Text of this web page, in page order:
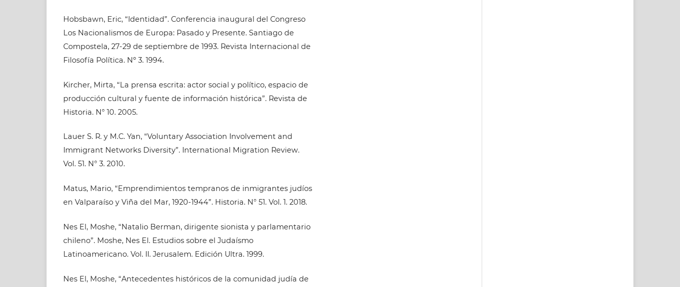
Hobsbawn, Eric, “Identidad”. Conferencia inaugural del Congreso
Los Nacionalismos de Europa: Pasado y Presente. Santiago de
Compostela, 27-29 de septiembre de 1993. Revista Internacional de
Filosofía Política. Nº 3. 1994.
Kircher, Mirta, “La prensa escrita: actor social y político, espacio de
producción cultural y fuente de información histórica”. Revista de
Historia. N° 10. 2005.
Lauer S. R. y M.C. Yan, “Voluntary Association Involvement and
Immigrant Networks Diversity”. International Migration Review.
Vol. 51. N° 3. 2010.
Matus, Mario, “Emprendimientos tempranos de inmigrantes judíos
en Valparaíso y Viña del Mar, 1920-1944”. Historia. N° 51. Vol. 1. 2018.
Nes El, Moshe, “Natalio Berman, dirigente sionista y parlamentario
chileno”. Moshe, Nes El. Estudios sobre el Judaísmo
Latinoamericano. Vol. II. Jerusalem. Edición Ultra. 1999.
Nes El, Moshe, “Antecedentes históricos de la comunidad judía de